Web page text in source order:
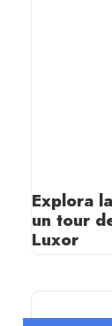
Explora
un tour
Luxor